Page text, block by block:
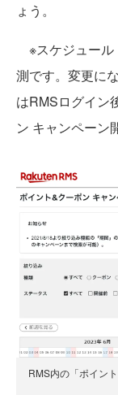
ょう。
※スケジュール
測です。変更に
はRMSログイン
ン キャンペーン
RMS内の「ポイン